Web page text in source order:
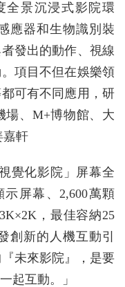
全景沉浸式影院環
應器和生物識別裝
發出的動作、視線
項目不但在娛樂領
可有不同應用，研
場、M+博物館、大
嘉軒
覺化影院」屏幕全
屏幕、2,600萬顆
，最佳容納25
創新的人機互動引
未來影院』，是要
起互動。」